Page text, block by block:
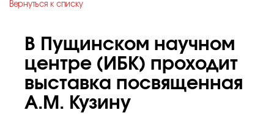
Вернуться к списку
В Пущинском научном
центре (ИБК) проходит
выставка посвященная
А.М. Кузину